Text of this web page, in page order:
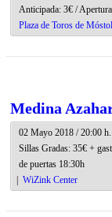
Anticipada: 3€ /
Plaza de Toros de
Medina
02 Mayo 2018 / 20:00 h.
Sillas Gradas: 35€ +
de puertas 18:30h
| WiZink Center